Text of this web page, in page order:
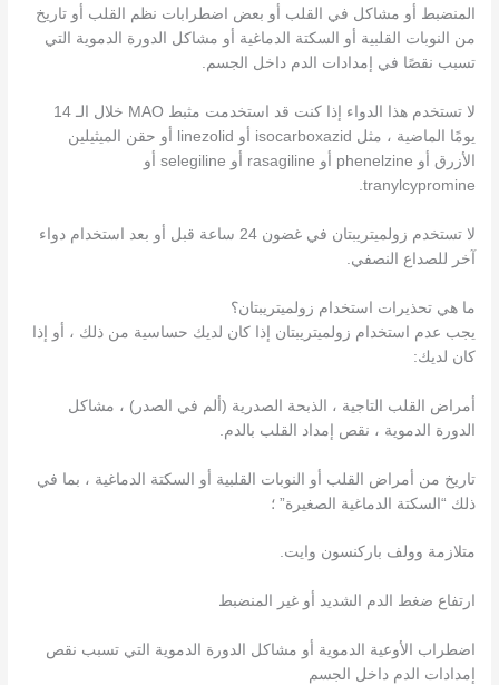
المنضبط أو مشاكل في القلب أو بعض اضطرابات نظم القلب أو تاريخ
من النوبات القلبية أو السكتة الدماغية أو مشاكل الدورة الدموية التي
تسبب نقصًا في إمدادات الدم داخل الجسم.
لا تستخدم هذا الدواء إذا كنت قد استخدمت مثبط MAO خلال الـ 14
يومًا الماضية ، مثل isocarboxazid أو linezolid أو حقن الميثيلين
الأزرق أو phenelzine أو rasagiline أو selegiline أو
tranylcypromine.
لا تستخدم زولميتريبتان في غضون 24 ساعة قبل أو بعد استخدام دواء
آخر للصداع النصفي.
ما هي تحذيرات استخدام زولميتريبتان؟
يجب عدم استخدام زولميتريبتان إذا كان لديك حساسية من ذلك ، أو إذا
كان لديك:
أمراض القلب التاجية ، الذبحة الصدرية (ألم في الصدر) ، مشاكل
الدورة الدموية ، نقص إمداد القلب بالدم.
تاريخ من أمراض القلب أو النوبات القلبية أو السكتة الدماغية ، بما في
ذلك “السكتة الدماغية الصغيرة” ؛
متلازمة وولف باركنسون وايت.
ارتفاع ضغط الدم الشديد أو غير المنضبط
اضطراب الأوعية الدموية أو مشاكل الدورة الدموية التي تسبب نقص
إمدادات الدم داخل الجسم